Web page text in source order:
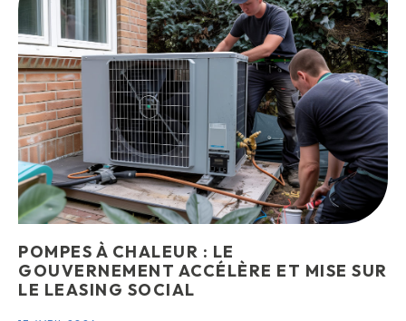
POMPES À CHALEUR : LE
GOUVERNEMENT ACCÉLÈRE ET MISE SUR
LE LEASING SOCIAL